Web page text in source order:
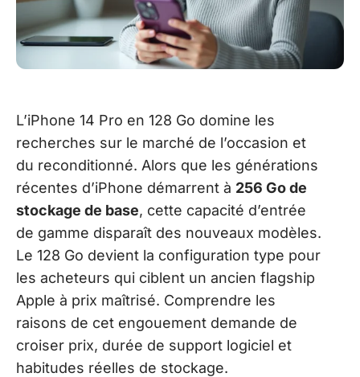
L’iPhone 14 Pro en 128 Go domine les
recherches sur le marché de l’occasion et
du reconditionné. Alors que les générations
récentes d’iPhone démarrent à 256 Go de
stockage de base, cette capacité d’entrée
de gamme disparaît des nouveaux modèles.
Le 128 Go devient la configuration type pour
les acheteurs qui ciblent un ancien flagship
Apple à prix maîtrisé. Comprendre les
raisons de cet engouement demande de
croiser prix, durée de support logiciel et
habitudes réelles de stockage.